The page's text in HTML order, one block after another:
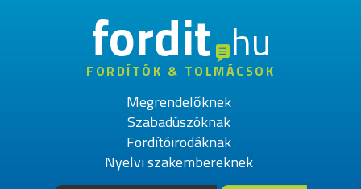
fordithu
FORDÍTÓK & TOLMÁCSOK
Megrendelőknek
Szabadúszóknak
Fordítóirodáknak
Nyelvi szakembereknek